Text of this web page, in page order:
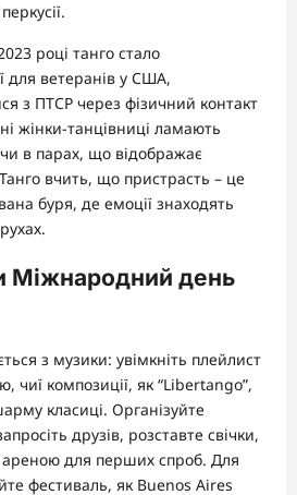
році танго стало
для ветеранів у США,
з ПТСР через фізичний контакт
жінки-танцівниці ламають
в парах, що відображає
вчить, що пристрасть – це
буря, де емоції знаходять
Міжнародний день
з музики: увімкніть плейлист
чиї композиції, як “Libertango”,
класиці. Організуйте
друзів, розставте свічки,
ареною для перших спроб. Для
фестиваль, як Buenos Aires